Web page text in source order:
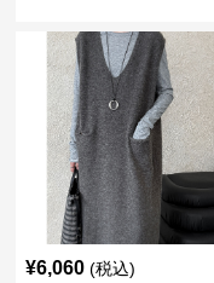
¥6,060 (税込)